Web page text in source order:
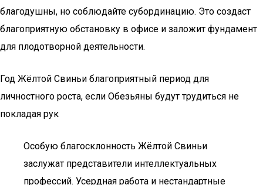
благодушны, но соблюдайте субординацию. Это создаст
благоприятную обстановку в офисе и заложит фундамент
для плодотворной деятельности.
Год Жёлтой Свиньи благоприятный период для
личностного роста, если Обезьяны будут трудиться не
покладая рук
Особую благосклонность Жёлтой Свиньи
заслужат представители интеллектуальных
профессий. Усердная работа и нестандартные